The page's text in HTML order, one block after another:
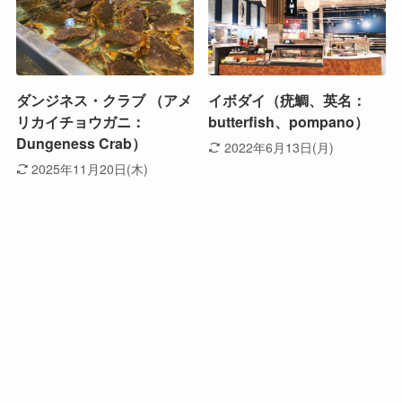
ダンジネス・クラブ （アメ
リカイチョウガニ：
Dungeness Crab）
2025年11月20日(木)
イボダイ（疣鯛、英名：
butterfish、pompano）
2022年6月13日(月)